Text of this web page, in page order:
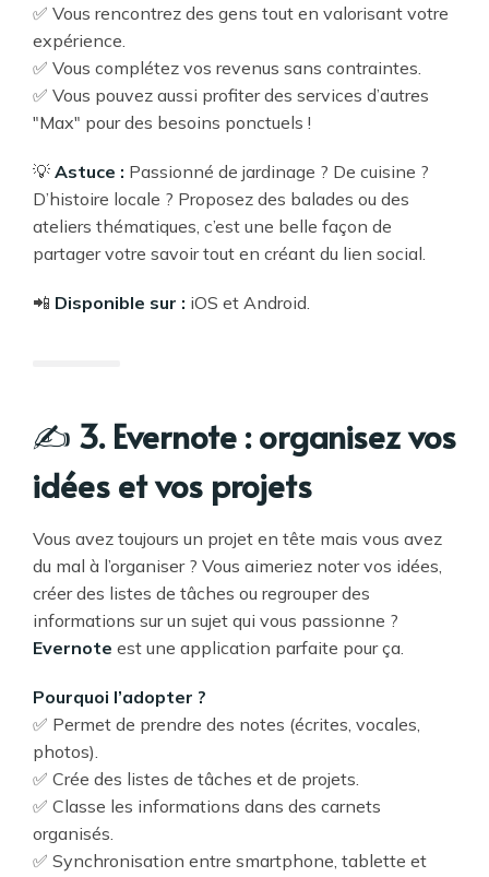
✅ Vous rencontrez des gens tout en valorisant votre
expérience.
✅ Vous complétez vos revenus sans contraintes.
✅ Vous pouvez aussi profiter des services d’autres
"Max" pour des besoins ponctuels !
💡 Astuce : Passionné de jardinage ? De cuisine ?
D’histoire locale ? Proposez des balades ou des
ateliers thématiques, c’est une belle façon de
partager votre savoir tout en créant du lien social.
📲 Disponible sur : iOS et Android.
✍️ 3. Evernote : organisez vos
idées et vos projets
Vous avez toujours un projet en tête mais vous avez
du mal à l’organiser ? Vous aimeriez noter vos idées,
créer des listes de tâches ou regrouper des
informations sur un sujet qui vous passionne ?
Evernote est une application parfaite pour ça.
Pourquoi l’adopter ?
✅ Permet de prendre des notes (écrites, vocales,
photos).
✅ Crée des listes de tâches et de projets.
✅ Classe les informations dans des carnets
organisés.
✅ Synchronisation entre smartphone, tablette et